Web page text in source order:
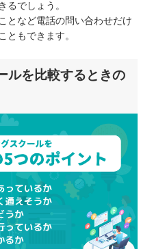
るでしょう。
となど電話の問い合わせだけ
ともできます。
ルを比較するときの